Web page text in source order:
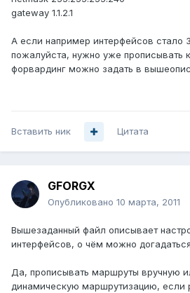
gateway 1.1.2.1
А если например интерфейсов стало
пожалуйста, нужно уже прописывать
форвардинг можно задать в
Вставить ник Цитата
GFORGX
Опубликовано 10 марта, 2011
Вышезаданный файл описывает
интерфейсов, о чём можно
Да, прописывать маршруты вручную
динамическую маршрутизацию, если